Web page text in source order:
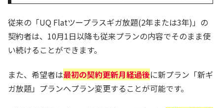
従来の「UQ Flatツープラスギガ放題(2年または3年)」の
契約者は、10月1日以降も従来プランの内容でそのまま使
い続けることができます。
また、希望者は最初の契約更新月経過後に新プラン「新ギ
ガ放題」プランへプラン変更することが可能です。